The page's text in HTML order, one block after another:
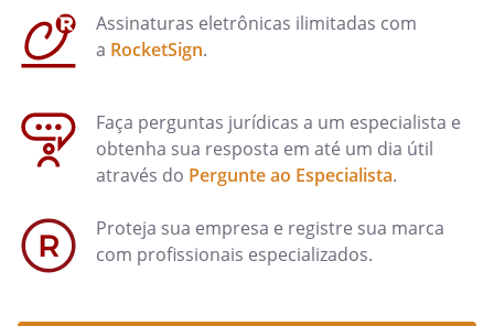
Assinaturas eletrônicas ilimitadas com
a RocketSign.
Faça perguntas jurídicas a um especialista e
obtenha sua resposta em até um dia útil
através do Pergunte ao Especialista.
Proteja sua empresa e registre sua marca
com profissionais especializados.